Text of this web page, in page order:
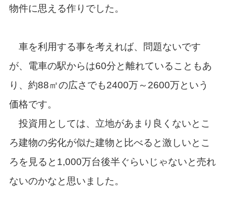
物件に思える作りでした。
車を利用する事を考えれば、問題ないです
が、電車の駅からは60分と離れていることもあ
り、約88㎡の広さでも2400万～2600万という
価格です。
投資用としては、立地があまり良くないとこ
ろ建物の劣化が似た建物と比べると激しいとこ
ろを見ると1,000万台後半ぐらいじゃないと売れ
ないのかなと思いました。